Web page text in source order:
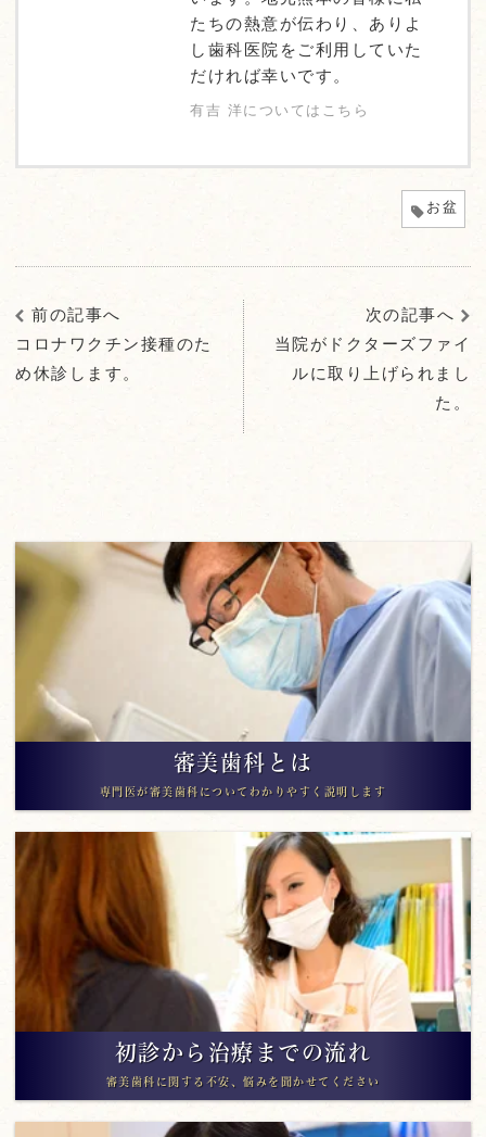
たちの熱意が伝わり、ありよ
し歯科医院をご利用していた
だければ幸いです。
有吉 洋についてはこちら
お盆
前の記事へ
コロナワクチン接種のた
め休診します。
次の記事へ
当院がドクターズファイ
ルに取り上げられまし
た。
審美歯科とは
専門医が審美歯科についてわかりやすく説明します
初診から治療までの流れ
審美歯科に関する不安、悩みを聞かせてください